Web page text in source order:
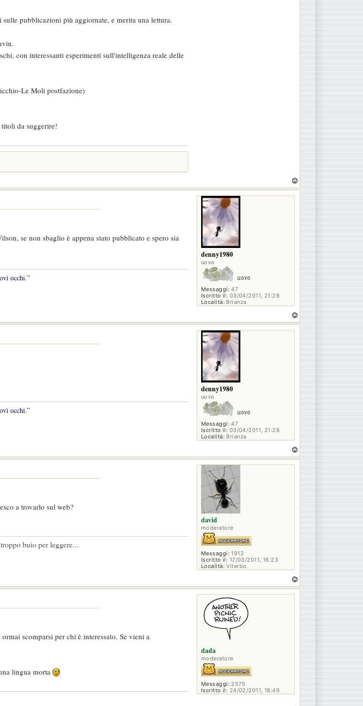
pubblicazioni più aggiornate, e merita una lettura.
con interessanti esperimenti sull'intelligenza reale delle
Le Moli postfazione)
da suggerire!
o
denny1980
uovo
Messaggi: 47
Iscritto il: 03/04/2011, 21:28
Località: Brianza
se non sbaglio è appena stato pubblicato e spero sia
occhi.”
o
denny1980
uovo
Messaggi: 47
Iscritto il: 03/04/2011, 21:28
Località: Brianza
occhi.”
o
david
moderatore
Messaggi: 1912
Iscritto il: 17/03/2011, 16:23
Località: Viterbo.
a trovarlo sul web?
buio per leggere...
o
dada
moderatore
Messaggi: 2575
Iscritto il: 24/02/2011, 18:49
scomparsi per chi è interessato. Se vieni a
lingua morta